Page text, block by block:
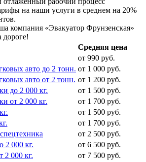
на наши услуги в среднем на 20%
компания «Эвакуатор Фрунзенская»
дороге!
Средняя цена
от 990 руб.
авто до 2 тонн. от 1 000 руб.
авто от 2 тонн. от 1 200 руб.
до 2 000 кг.
от 1 500 руб.
от 2 000 кг.
от 1 700 руб.
от 1 500 руб.
от 1 700 руб.
от 2 500 руб.
2 000 кг.
от 6 500 руб.
2 000 кг.
от 7 500 руб.